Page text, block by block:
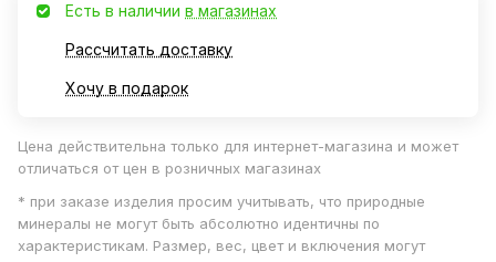
Есть в наличии в магазинах
Рассчитать доставку
Хочу в подарок
Цена действительна только для интернет-магазина и может
отличаться от цен в розничных магазинах
* при заказе изделия просим учитывать, что природные
минералы не могут быть абсолютно идентичны по
характеристикам. Размер, вес, цвет и включения могут